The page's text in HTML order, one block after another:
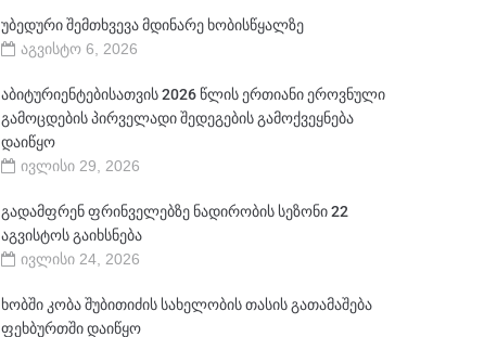
უბედური შემთხვევა მდინარე ხობისწყალზე
აგვისტო 6, 2026
აბიტურიენტებისათვის 2026 წლის ერთიანი ეროვნული
გამოცდების პირველადი შედეგების გამოქვეყნება
დაიწყო
ივლისი 29, 2026
გადამფრენ ფრინველებზე ნადირობის სეზონი 22
აგვისტოს გაიხსნება
ივლისი 24, 2026
ხობში კობა შუბითიძის სახელობის თასის გათამაშება
ფეხბურთში დაიწყო